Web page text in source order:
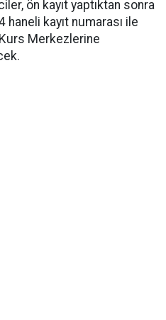
ön kayıt yaptıktan sonra
kayıt numarası ile
Merkezlerine